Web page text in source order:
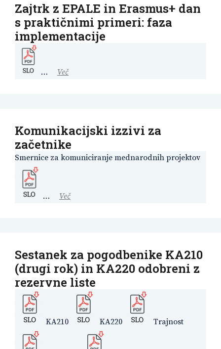
Zajtrk z EPALE in Erasmus+ dan
s praktičnimi primeri: faza
implementacije
… Več
Komunikacijski izzivi za
začetnike
Smernice za komuniciranje mednarodnih projektov
… Več
Sestanek za pogodbenike KA210
(drugi rok) in KA220 odobreni z
rezervne liste
KA210 KA220 Trajnost